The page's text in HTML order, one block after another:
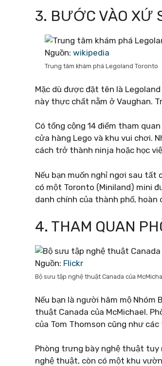
3. BƯỚC VÀO XỨ
Nguồn: wikipedia
Trung tâm khám phá Legoland Toronto
Mặc dù được đặt tên là
này thực chất nằm ở Vaughan.
Có tổng cộng 14 điểm tham
cửa hàng Lego và khu vui chơi.
cách trở thành ninja hoặc học
Nếu bạn muốn nghỉ ngơi sau tất
có một Toronto (Miniland) mini
danh chính của thành phố, hoàn
4. THAM QUAN
Nguồn: Flickr
Bộ sưu tập nghệ thuật Canada của
Nếu bạn là người hâm mộ
thuật Canada của McMichael.
của Tom Thomson cũng như
Phòng trưng bày nghệ thuật tuy
nghệ thuật, còn có một khu